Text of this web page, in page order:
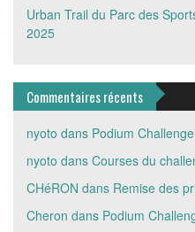
Urban Trail du Parc des
2025
Commentaires récents
nyoto dans Podium
nyoto dans Courses du
CHéRON dans Remise des
Cheron dans Podium